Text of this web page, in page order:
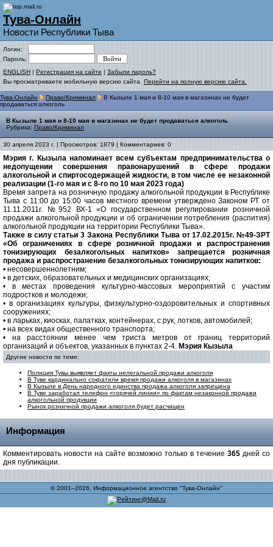
Тува-Онлайн
Новости Республики Тыва
Логин:
Пароль:
ENGLISH | Регистрация на сайте | Забыли пароль?
Вы просматриваете мобильную версию сайта. Перейти на полную версию сайта.
Тува-Онлайн Право/Криминал
В Кызыле 1 мая и 8-10 мая в магазинах не будет
продаваться алкоголь
В Кызыле 1 мая и 8-10 мая в магазинах не будет продаваться алкоголь
Рубрика: Право/Криминал
30 апреля 2023 г. | Просмотров: 1879 | Комментариев: 0
Мэрия г. Кызыла напоминает всем субъектам предпринимательства о
недопущении совершения правонарушений в сфере продажи
алкогольной и спиртосодержащей жидкости, в том числе ее незаконной
реализации (1-го мая и с 8-го по 10 мая 2023 года)
Время запрета на розничную продажу алкогольной продукции в Республике
Тыва с 11:00 до 15:00 часов местного времени утверждено Законом РТ от
11.11.2011г. №952 ВХ-1 «О государственном регулировании розничной
продажи алкогольной продукции и об ограничении потребления (распития)
алкогольной продукции на территории Республики Тыва».
Также в силу статьи 3 Закона Республики Тыва от 17.02.2015г. №49-ЗРТ
«Об ограничениях в сфере розничной продажи и распространения
тонизирующих безалкогольных напитков» запрещается розничная
продажа и распространение безалкогольных тонизирующих напитков:
• несовершеннолетним;
• в детских, образовательных и медицинских организациях;
• в местах проведения культурно-массовых мероприятий с участим
подростков и молодежи;
• в организациях культуры, физкультурно-оздоровительных и спортивных
сооружениях;
• в ларьках, киосках, палатках, контейнерах, с рук, лотков, автомобилей;
• на всех видах общественного транспорта;
• на расстоянии менее чем триста метров от границ территорий
организаций и объектов, указанных в пунктах 2-4. Мэрия Кызыла
Другие новости по теме:
Полиция Тувы выявляет факты нелегальной продажи алкоголя
В Туве кардинально сократили время продажи алкоголя в магазинах
В Кызыле в День народного единства продажа алкоголя запрещена
В Туве заработал телефон «горячей линии» по фактам незаконной продажи
алкогольной продукции
Рынок розничной продажи алкоголя будет расчищен
Информация
Комментировать новости на сайте возможно только в течение 365 дней со
дня публикации.
© 2001–2026, Информационное агентство "Тува-Онлайн"